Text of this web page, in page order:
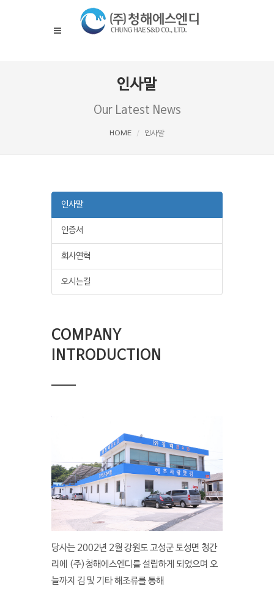
인사말
Our Latest News
HOME 인사말
인사말
인증서
회사연혁
오시는길
COMPANY
INTRODUCTION
당사는 2002년 2월 강원도 고성군 토성면 청간
리에 (주)청해에스엔디를 설립하게 되었으며 오
늘까지 김 및 기타 해조류를 통해